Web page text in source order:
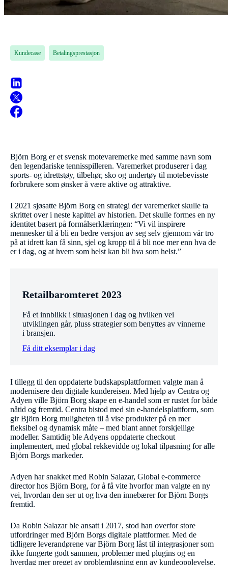
Kundecase Betalingsprestasjon
Björn Borg er et svensk motevaremerke med samme navn som
den legendariske tennisspilleren. Varemerket produserer i dag
sports- og idrettstøy, tilbehør, sko og undertøy til motebevisste
forbrukere som ønsker å være aktive og attraktive.
I 2021 sjøsatte Björn Borg en strategi der varemerket skulle ta
skrittet over i neste kapittel av historien. Det skulle formes en ny
identitet basert på formålserklæringen: “Vi vil inspirere
mennesker til å bli en bedre versjon av seg selv gjennom vår tro
på at idrett kan få sinn, sjel og kropp til å bli noe mer enn hva de
er i dag, og at hvem som helst kan bli hva som helst.”
Retailbaromteret 2023
Få et innblikk i situasjonen i dag og hvilken vei
utviklingen går, pluss strategier som benyttes av vinnerne
i bransjen.
Få ditt eksemplar i dag
I tillegg til den oppdaterte budskapsplattformen valgte man å
modernisere den digitale kundereisen. Med hjelp av Centra og
Adyen ville Björn Borg skape en e-handel som er rustet for både
nåtid og fremtid. Centra bistod med sin e-handelsplattform, som
gir Björn Borg muligheten til å vise produkter på en mer
fleksibel og dynamisk måte – med blant annet forskjellige
modeller. Samtidig ble Adyens oppdaterte checkout
implementert, med global rekkevidde og lokal tilpasning for alle
Björn Borgs markeder.
Adyen har snakket med Robin Salazar, Global e-commerce
director hos Björn Borg, for å få vite hvorfor man valgte en ny
vei, hvordan den ser ut og hva den innebærer for Björn Borgs
fremtid.
Da Robin Salazar ble ansatt i 2017, stod han overfor store
utfordringer med Björn Borgs digitale plattformer. Med de
tidligere leverandørene var Björn Borg låst til integrasjoner som
ikke fungerte godt sammen, problemer med plugins og en
hverdag mer preget av problemløsning enn av kundeopplevelse.